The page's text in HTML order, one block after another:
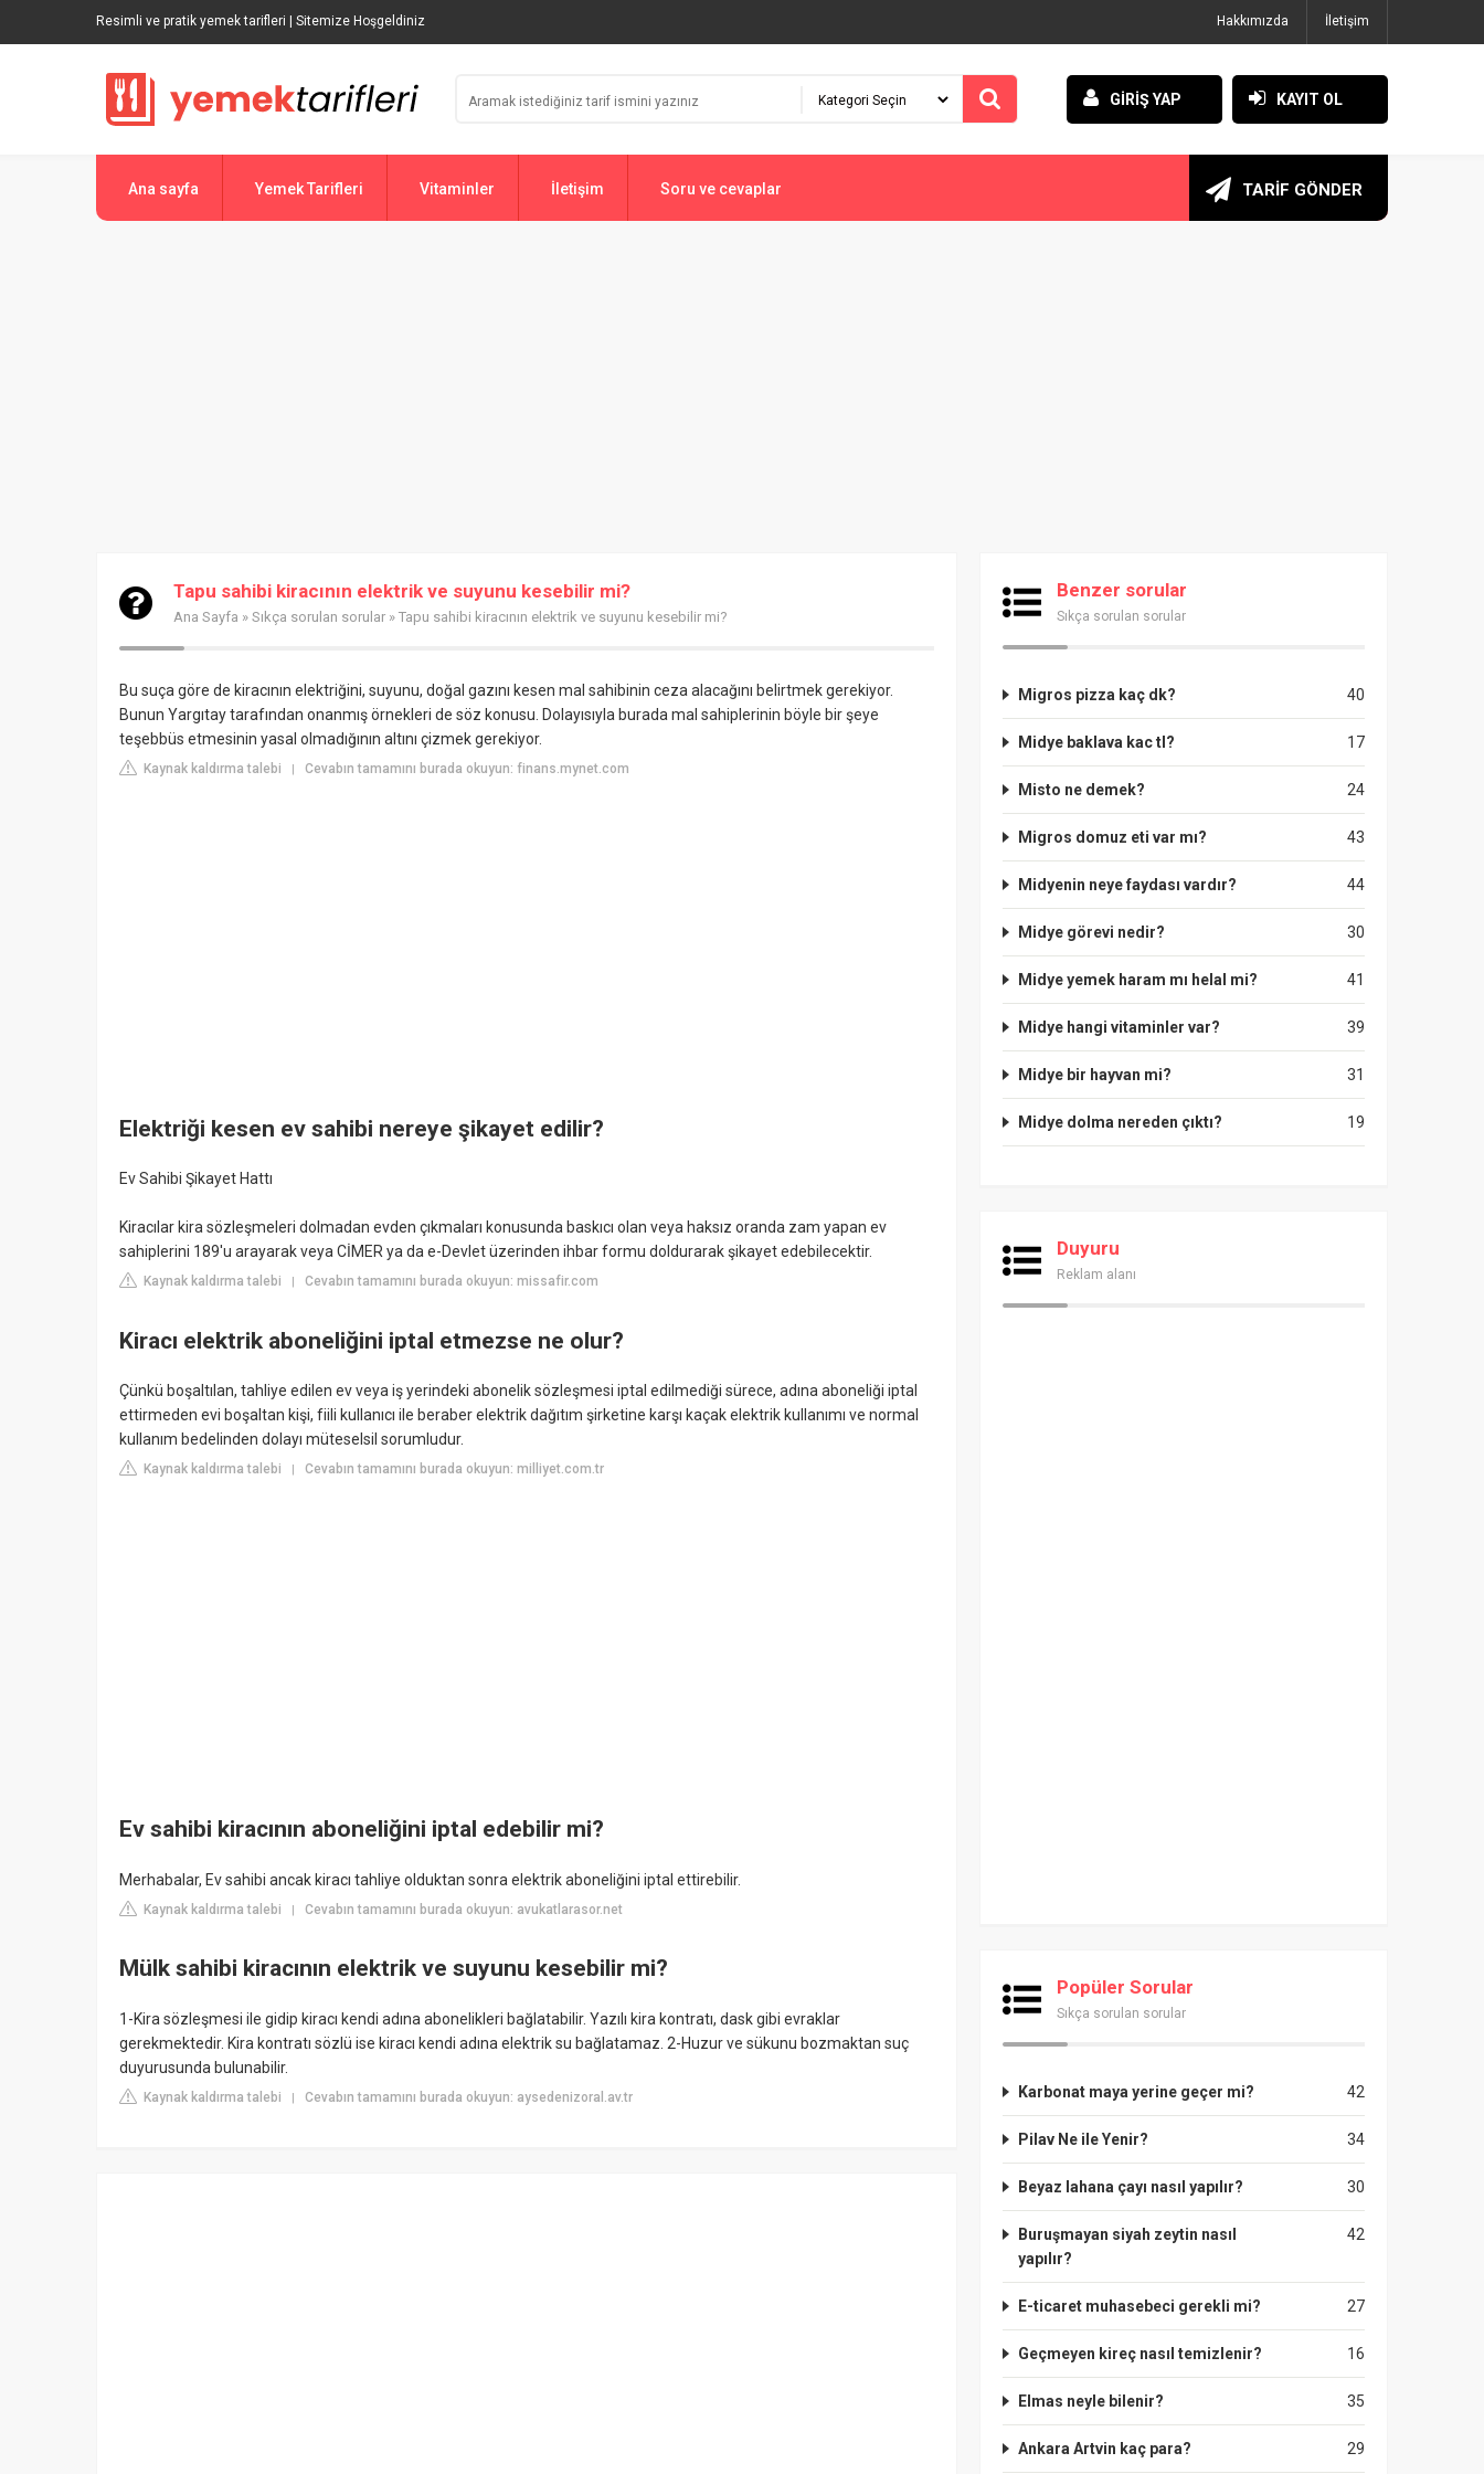
Resimli ve pratik yemek tarifleri | Sitemize Hoşgeldiniz Hakkımızda İletişim
GİRİŞ YAP KAYIT OL
Ana sayfa Yemek Tarifleri Vitaminler İletişim Soru ve cevaplar TARİF GÖNDER
Tapu sahibi kiracının elektrik ve suyunu kesebilir mi?
Ana Sayfa » Sıkça sorulan sorular » Tapu sahibi kiracının elektrik ve suyunu kesebilir mi?
Bu suça göre de kiracının elektriğini, suyunu, doğal gazını kesen mal sahibinin ceza alacağını belirtmek gerekiyor.
Bunun Yargıtay tarafından onanmış örnekleri de söz konusu. Dolayısıyla burada mal sahiplerinin böyle bir şeye
teşebbüs etmesinin yasal olmadığının altını çizmek gerekiyor.
Kaynak kaldırma talebi | Cevabın tamamını burada okuyun: finans.mynet.com
Elektriği kesen ev sahibi nereye şikayet edilir?
Ev Sahibi Şikayet Hattı
Kiracılar kira sözleşmeleri dolmadan evden çıkmaları konusunda baskıcı olan veya haksız oranda zam yapan ev
sahiplerini 189'u arayarak veya CİMER ya da e-Devlet üzerinden ihbar formu doldurarak şikayet edebilecektir.
Kaynak kaldırma talebi Cevabın tamamını burada okuyun: missafir.com
Kiracı elektrik aboneliğini iptal etmezse ne olur?
Çünkü boşaltılan, tahliye edilen ev veya iş yerindeki abonelik sözleşmesi iptal edilmediği sürece, adına aboneliği iptal
ettirmeden evi boşaltan kişi, fiili kullanıcı ile beraber elektrik dağıtım şirketine karşı kaçak elektrik kullanımı ve normal
kullanım bedelinden dolayı müteselsil sorumludur.
Kaynak kaldırma talebi Cevabın tamamını burada okuyun: milliyet.com.tr
Ev sahibi kiracının aboneliğini iptal edebilir mi?
Merhabalar, Ev sahibi ancak kiracı tahliye olduktan sonra elektrik aboneliğini iptal ettirebilir.
Kaynak kaldırma talebi | Cevabın tamamını burada okuyun: avukatlarasor.net
Mülk sahibi kiracının elektrik ve suyunu kesebilir mi?
1-Kira sözleşmesi ile gidip kiracı kendi adına abonelikleri bağlatabilir. Yazılı kira kontratı, dask gibi evraklar
gerekmektedir. Kira kontratı sözlü ise kiracı kendi adına elektrik su bağlatamaz. 2-Huzur ve sükunu bozmaktan suç
duyurusunda bulunabilir.
Kaynak kaldırma talebi | Cevabın tamamını burada okuyun: aysedenizoral.av.tr
Benzer sorular
Sıkça sorulan sorular
40
Migros pizza kaç dk?
17
Midye baklava kac tl?
24
Misto ne demek?
43
Migros domuz eti var mı?
44
Midyenin neye faydası vardır?
30
Midye görevi nedir?
41
Midye yemek haram mı helal mi?
39
Midye hangi vitaminler var?
31
Midye bir hayvan mi?
19
Midye dolma nereden çıktı?
Duyuru
Reklam alanı
Popüler Sorular
Sıkça sorulan sorular
42
Karbonat maya yerine geçer mi?
34
Pilav Ne ile Yenir?
30
Beyaz lahana çayı nasıl yapılır?
42
Buruşmayan siyah zeytin nasıl
yapılır?
27
E-ticaret muhasebeci gerekli mi?
16
Geçmeyen kireç nasıl temizlenir?
35
Elmas neyle bilenir?
29
Ankara Artvin kaç para?